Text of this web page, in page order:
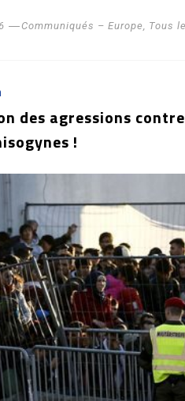
Communiqués – Europe Tous
des agressions
!